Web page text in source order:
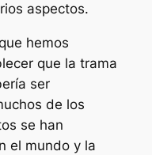
aspectos.
hemos
que la trama
ser
de los
se han
el mundo y la